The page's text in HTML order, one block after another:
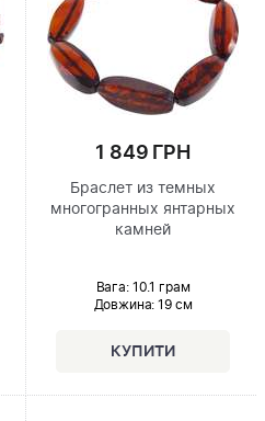
1 849 ГРН
Браслет из темных
многогранных янтарных
камней
Вага: 10.1 грам
Довжина: 19 см